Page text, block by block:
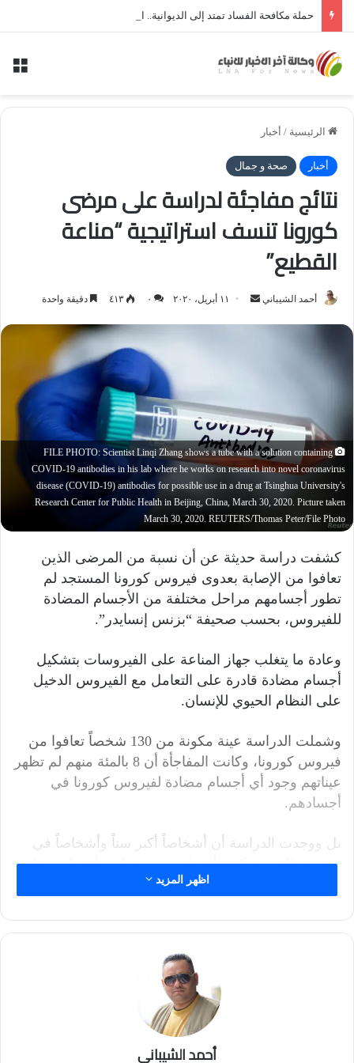
الرئيسية / أخبار
أخبار صحة و جمال
نتائج مفاجئة لدراسة على مرضى
كورونا تنسف استراتيجية “مناعة
القطيع”
أحمد الشيباني
ي
د
ا
إ
ل
ك
و
ن
ي
ا
١١ أبريل، ٢٠٢٠ ٠ ٤١٣ دقيقة واحدة
FILE PHOTO: Scientist Linqi Zhang shows a tube with a solution containing
COVID-19 antibodies in his lab where he works on research into novel coronavirus
disease (COVID-19) antibodies for possible use in a drug at Tsinghua University's
Research Center for Public Health in Beijing, China, March 30, 2020. Picture taken
March 30, 2020. REUTERS/Thomas Peter/File Photo
كشفت دراسة حديثة عن أن نسبة من المرضى الذين
تعافوا من الإصابة بعدوى فيروس كورونا المستجد لم
تطور أجسامهم مراحل مختلفة من الأجسام المضادة
للفيروس، بحسب صحيفة “بزنس إنسايدر”.
وعادة ما يتغلب جهاز المناعة على الفيروسات بتشكيل
أجسام مضادة قادرة على التعامل مع الفيروس الدخيل
على النظام الحيوي للإنسان.
وشملت الدراسة عينة مكونة من 130 شخصاً تعافوا من
فيروس كورونا، وكانت المفاجأة أن 8 بالمئة منهم لم تظهر
عيناتهم وجود أي أجسام مضادة لفيروس كورونا في
أجسادهم.
بل ووجدت الدراسة أن أشخاصاً أكبر سناً وأشخاصاً في
منتصف العمر تمكنت أجسامهم من تطوير أجسام مضادة
وتركت نتائج الدراسة مجموعة علامات استفهام حول مدى
ووجدت الدراسة، التي لا تزال أولية، أن أجسام المرضى
أنتجت أجساماً مضادة على مراحل مختلفة.
ويدل وجود أجسام مضادة لفيروس كورونا في دم
اظهر المزيد
أحمد الشيباني